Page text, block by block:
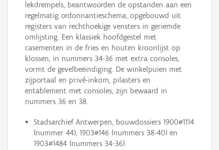
lekdrempels, beantwoorden de opstanden aan een
regelmatig ordonnantieschema, opgebouwd uit
registers van rechthoekige vensters in geriemde
omlijsting. Een klassiek hoofdgestel met
casementen in de fries en houten kroonlijst op
klossen, in nummers 34-36 met extra consoles,
vormt de gevelbeëindiging. De winkelpuien met
zijportaal en privé-inkom, pilasters en
entablement met consoles, zijn bewaard in
nummers 36 en 38.
Stadsarchief Antwerpen, bouwdossiers 1900#1114
(nummer 44), 1903#146 (nummers 38-40) en
1903#1484 (nummers 34-36).